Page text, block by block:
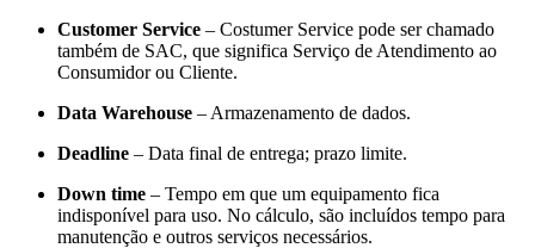
Customer Service – Costumer Service pode ser chamado
também de SAC, que significa Serviço de Atendimento ao
Consumidor ou Cliente.
Data Warehouse – Armazenamento de dados.
Deadline – Data final de entrega; prazo limite.
Down time – Tempo em que um equipamento fica
indisponível para uso. No cálculo, são incluídos tempo para
manutenção e outros serviços necessários.